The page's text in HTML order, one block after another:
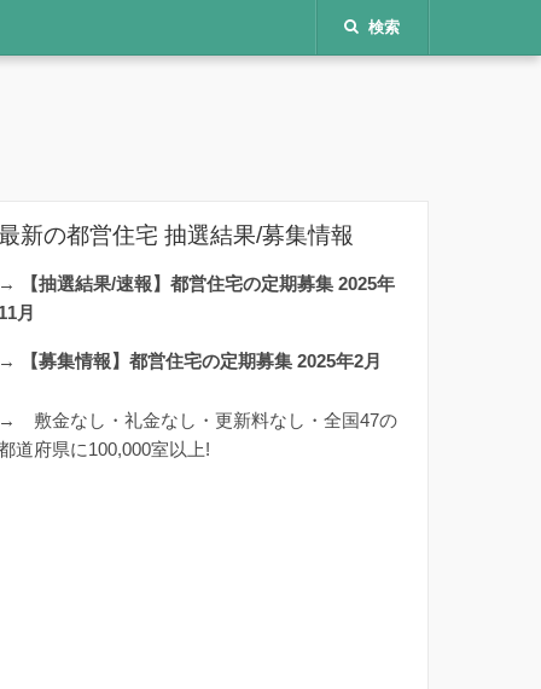
検索
新の都営住宅 抽選結果/募集情報
【抽選結果/速報】都営住宅の定期募集 2025年
月
【募集情報】都営住宅の定期募集 2025年2月
敷金なし・礼金なし・更新料なし・全国47の
道府県に100,000室以上!